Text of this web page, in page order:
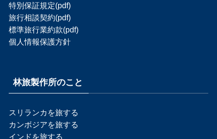
特別保証規定(pdf)
旅行相談契約(pdf)
標準旅行業約款(pdf)
個人情報保護方針
林旅製作所のこと
スリランカを旅する
カンボジアを旅する
インドを旅する